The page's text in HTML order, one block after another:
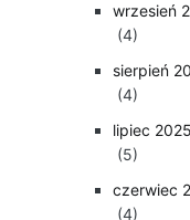
wrzesień
(4)
sierpień
(4)
lipiec 2025
(5)
czerwiec
(4)